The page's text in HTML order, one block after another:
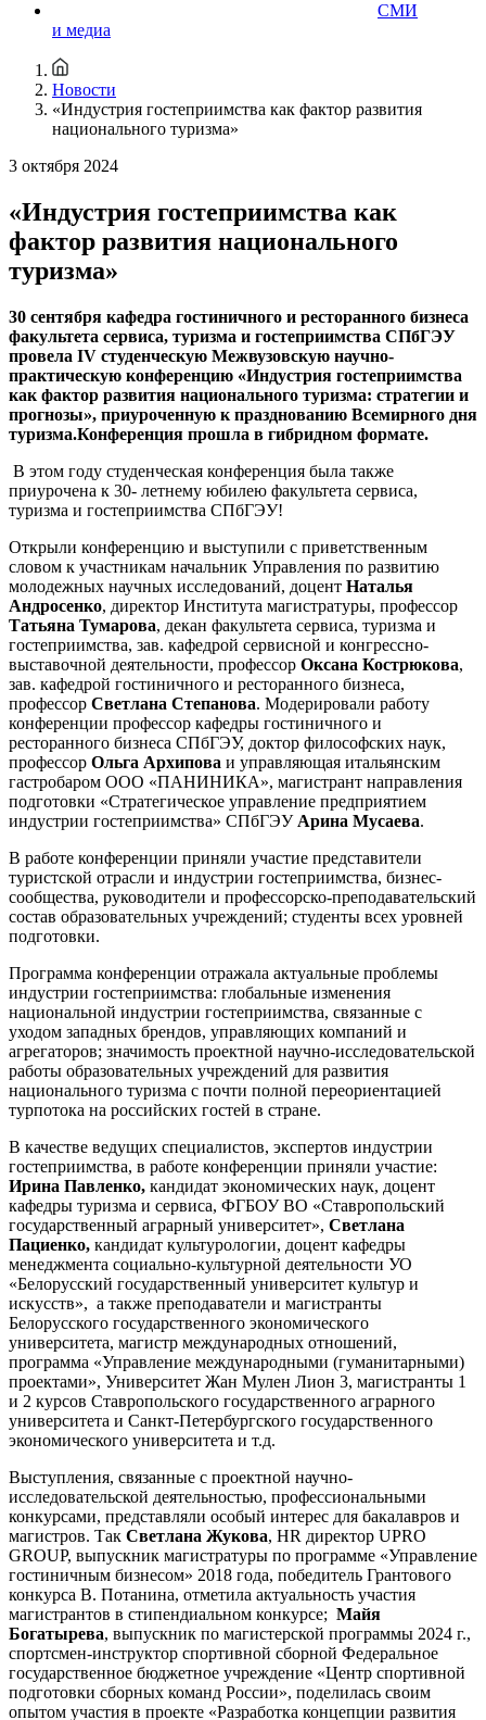
СМИ
и медиа
Новости
«Индустрия гостеприимства как фактор развития
национального туризма»
3 октября 2024
«Индустрия гостеприимства как
фактор развития национального
туризма»
30 сентября кафедра гостиничного и ресторанного бизнеса
факультета сервиса, туризма и гостеприимства СПбГЭУ
провела IV студенческую Межвузовскую научно-
практическую конференцию «Индустрия гостеприимства
как фактор развития национального туризма: стратегии и
прогнозы», приуроченную к празднованию Всемирного дня
туризма.Конференция прошла в гибридном формате.
В этом году студенческая конференция была также
приурочена к 30- летнему юбилею факультета сервиса,
туризма и гостеприимства СПбГЭУ!
Открыли конференцию и выступили с приветственным
словом к участникам начальник Управления по развитию
молодежных научных исследований, доцент Наталья
Андросенко, директор Института магистратуры, профессор
Татьяна Тумарова, декан факультета сервиса, туризма и
гостеприимства, зав. кафедрой сервисной и конгрессно-
выставочной деятельности, профессор Оксана Кострюкова,
зав. кафедрой гостиничного и ресторанного бизнеса,
профессор Светлана Степанова. Модерировали работу
конференции профессор кафедры гостиничного и
ресторанного бизнеса СПбГЭУ, доктор философских наук,
профессор Ольга Архипова и управляющая итальянским
гастробаром ООО «ПАНИНИКА», магистрант направления
подготовки «Стратегическое управление предприятием
индустрии гостеприимства» СПбГЭУ Арина Мусаева.
В работе конференции приняли участие представители
туристской отрасли и индустрии гостеприимства, бизнес-
сообщества, руководители и профессорско-преподавательский
состав образовательных учреждений; студенты всех уровней
подготовки.
Программа конференции отражала актуальные проблемы
индустрии гостеприимства: глобальные изменения
национальной индустрии гостеприимства, связанные с
уходом западных брендов, управляющих компаний и
агрегаторов; значимость проектной научно-исследовательской
работы образовательных учреждений для развития
национального туризма с почти полной переориентацией
турпотока на российских гостей в стране.
В качестве ведущих специалистов, экспертов индустрии
гостеприимства, в работе конференции приняли участие:
Ирина Павленко, кандидат экономических наук, доцент
кафедры туризма и сервиса, ФГБОУ ВО «Ставропольский
государственный аграрный университет», Светлана
Пациенко, кандидат культурологии, доцент кафедры
менеджмента социально-культурной деятельности УО
«Белорусский государственный университет культур и
искусств», а также преподаватели и магистранты
Белорусского государственного экономического
университета, магистр международных отношений,
программа «Управление международными (гуманитарными)
проектами», Университет Жан Мулен Лион 3, магистранты 1
и 2 курсов Ставропольского государственного аграрного
университета и Санкт-Петербургского государственного
экономического университета и т.д.
Выступления, связанные с проектной научно-
исследовательской деятельностью, профессиональными
конкурсами, представляли особый интерес для бакалавров и
магистров. Так Светлана Жукова, HR директор UPRO
GROUP, выпускник магистратуры по программе «Управление
гостиничным бизнесом» 2018 года, победитель Грантового
конкурса В. Потанина, отметила актуальность участия
магистрантов в стипендиальном конкурсе; Майя
Богатырева, выпускник по магистерской программы 2024 г.,
спортсмен-инструктор спортивной сборной Федеральное
государственное бюджетное учреждение «Центр спортивной
подготовки сборных команд России», поделилась своим
опытом участия в проекте «Разработка концепции развития